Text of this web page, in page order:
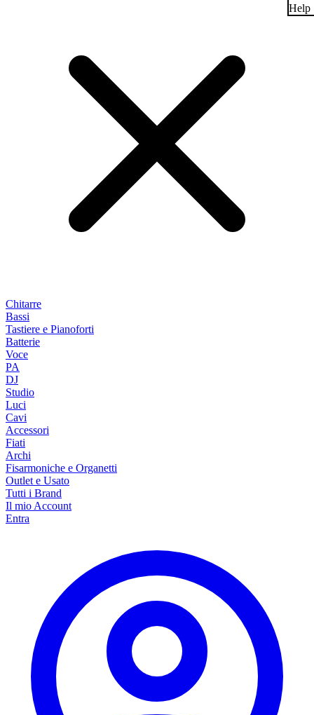
Chitarre
Bassi
Tastiere e Pianoforti
Batterie
Voce
PA
DJ
Studio
Luci
Cavi
Accessori
Fiati
Archi
Fisarmoniche e Organetti
Outlet e Usato
Tutti i Brand
Il mio Account
Entra
Help